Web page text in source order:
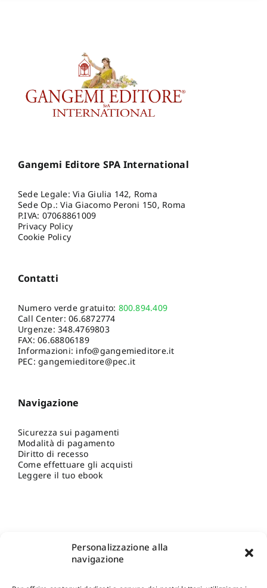
Personalizzazione alla
navigazione
Gangemi Editore SPA International
Sede Legale: Via Giulia 142, Roma
Sede Op.: Via Giacomo Peroni 150, Roma
P.IVA: 07068861009
Privacy Policy
Cookie Policy
Contatti
Numero verde gratuito: 800.894.409
Call Center:06.6872774
Urgenze:348.4769803
FAX: 06.68806189
Informazioni: info@gangemieditore.it
PEC: gangemieditore@pec.it
Navigazione
Sicurezza sui pagamenti
Modalità di pagamento
Diritto di recesso
Come effettuare gli acquisti
Leggere il tuo ebook